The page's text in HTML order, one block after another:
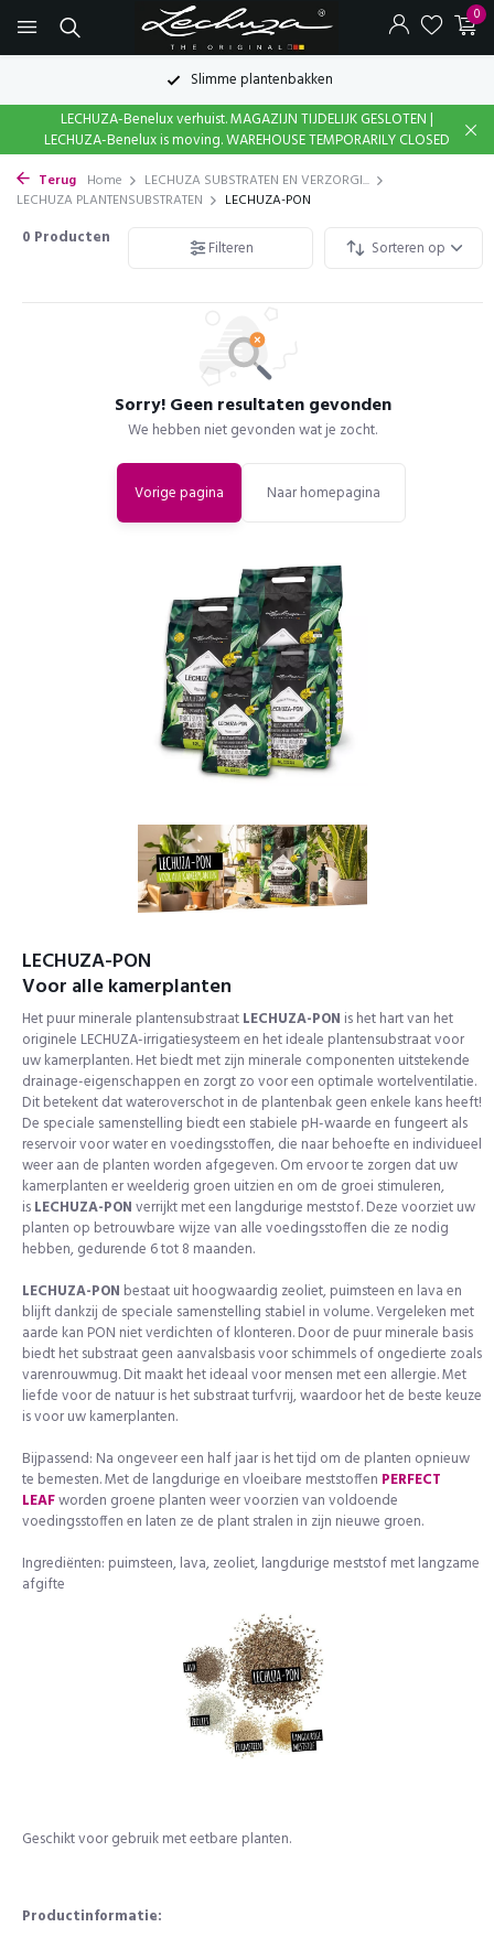
Direct 15% korting ontvangen?
Meld je aan voor onze nieuwsbrief en ontvang direct een
Ja, da's slim, wil ik!
Door op de button te klikken ga je akkoord met de
privacyvoorwaarden.
0
Slimme plantenbakken
LECHUZA-Benelux verhuist. MAGAZIJN TIJDELIJK GESLOTEN |
LECHUZA-Benelux is moving. WAREHOUSE TEMPORARILY CLOSED
Terug Home
LECHUZA SUBSTRATEN EN VERZORGI...
LECHUZA PLANTENSUBSTRATEN
LECHUZA-PON
0 Producten Filteren Sorteren op
Sorry! Geen resultaten gevonden
We hebben niet gevonden wat je zocht.
Vorige pagina Naar homepagina
LECHUZA-PON
Voor alle kamerplanten
Het puur minerale plantensubstraatLECHUZA-PON is het hart van het
originele LECHUZA-irrigatiesysteem en het ideale plantensubstraat voor
uw kamerplanten. Het biedt met zijn minerale componenten uitstekende
drainage-eigenschappen en zorgt zo voor een optimale wortelventilatie.
Dit betekent dat wateroverschot in de plantenbak geen enkele kans heeft!
De speciale samenstelling biedt een stabiele pH-waarde en fungeert als
reservoir voor water en voedingsstoffen, die naar behoefte en individueel
weer aan de planten worden afgegeven. Om ervoor te zorgen dat uw
kamerplanten er weelderig groen uitzien en om de groei stimuleren,
isLECHUZA-PONverrijkt met een langdurige meststof. Deze voorziet uw
planten op betrouwbare wijze van alle voedingsstoffen die ze nodig
hebben, gedurende 6 tot 8 maanden.
LECHUZA-PON bestaat uit hoogwaardig zeoliet, puimsteen en lava en
blijft dankzij de speciale samenstelling stabiel in volume. Vergeleken met
aarde kan PON niet verdichten of klonteren. Door de puur minerale basis
biedt het substraat geen aanvalsbasis voor schimmels of ongedierte zoals
varenrouwmug. Dit maakt het ideaal voor mensen met een allergie. Met
liefde voor de natuur is het substraat turfvrij, waardoor het de beste keuze
is voor uw kamerplanten.
Bijpassend: Na ongeveer een half jaar is het tijd om de planten opnieuw
te bemesten. Met de langdurige en vloeibare meststoffen PERFECT
LEAFworden groene planten weer voorzien van voldoende
voedingsstoffen en laten ze de plant stralen in zijn nieuwe groen.
Ingrediënten: puimsteen, lava, zeoliet, langdurige meststof met langzame
afgifte
Geschikt voor gebruik met eetbare planten.
Productinformatie: